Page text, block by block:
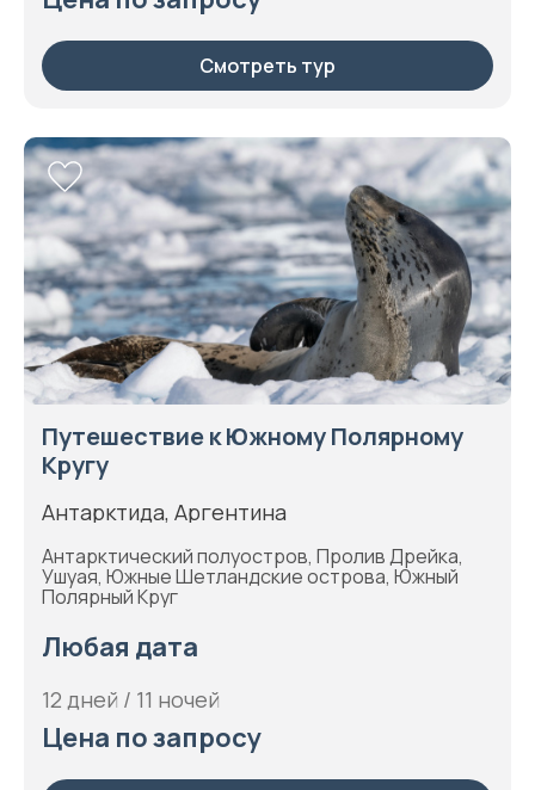
Смотреть тур
Путешествие к Южному Полярному
Кругу
Антарктида, Аргентина
Антарктический полуостров, Пролив Дрейка,
Ушуая, Южные Шетландские острова, Южный
Полярный Круг
Любая дата
12 дней / 11 ночей
Цена по запросу